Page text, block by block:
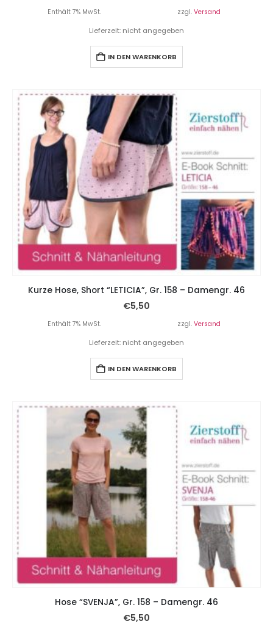
Enthält 7% MwSt. zzgl. Versand
Lieferzeit: nicht angegeben
IN DEN WARENKORB
Kurze Hose, Short “LETICIA”, Gr. 158 – Damengr. 46
€5,50
Enthält 7% MwSt. zzgl. Versand
Lieferzeit: nicht angegeben
IN DEN WARENKORB
Hose “SVENJA”, Gr. 158 – Damengr. 46
€5,50